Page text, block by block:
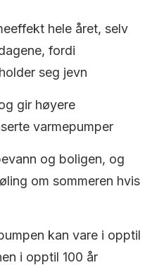
hele året, selv
fordi
seg jevn
gir høyere
varmepumper
og boligen, og
om sommeren hvis
kan vare i opptil
i opptil 100 år